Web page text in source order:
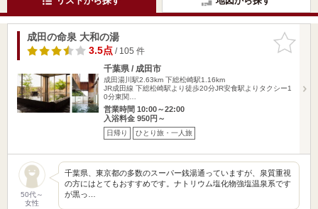
お気に入
りに追加
成田の命泉 大和の湯
3.5点/ 105 件
千葉県 / 成田市
成田湯川駅2.63km 下総松崎駅1.16km
JR成田線 下総松崎駅より徒歩20分JR安食駅よりタクシー1
0分東関…
営業時間 10:00～22:00
入浴料金 950円～
日帰り ひとり旅・一人旅
50代～
女性
千葉県、東京都の多数のスーパー銭湯通っていますが、泉質重視
の方にはとてもおすすめです。ナトリウム塩化物強塩温泉系です
が黒っ…